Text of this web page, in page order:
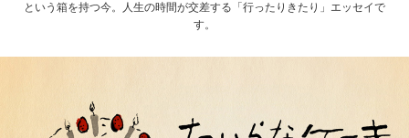
という箱を持つ今。人生の時間が交差する「行ったりきたり」エッセイで
す。